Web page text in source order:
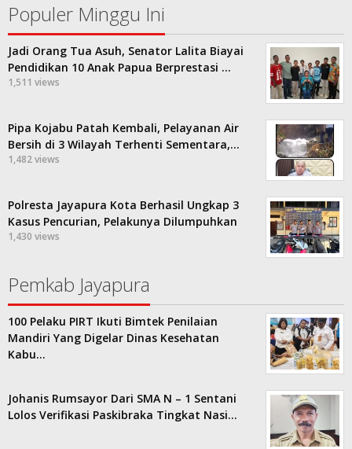
Populer Minggu Ini
Jadi Orang Tua Asuh, Senator Lalita Biayai
Pendidikan 10 Anak Papua Berprestasi …
1,511 views
Pipa Kojabu Patah Kembali, Pelayanan Air
Bersih di 3 Wilayah Terhenti Sementara,…
1,482 views
Polresta Jayapura Kota Berhasil Ungkap 3
Kasus Pencurian, Pelakunya Dilumpuhkan
1,430 views
Pemkab Jayapura
100 Pelaku PIRT Ikuti Bimtek Penilaian
Mandiri Yang Digelar Dinas Kesehatan
Kabu…
Johanis Rumsayor Dari SMA N – 1 Sentani
Lolos Verifikasi Paskibraka Tingkat Nasi…